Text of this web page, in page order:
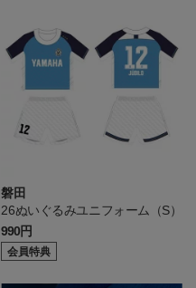
磐田
26ぬいぐるみユニフォーム（S）
990円
会員特典